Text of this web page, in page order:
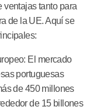
ventajas tanto para
de la UE. Aquí se
El mercado
portuguesas
de 450 millones
de 15 billones